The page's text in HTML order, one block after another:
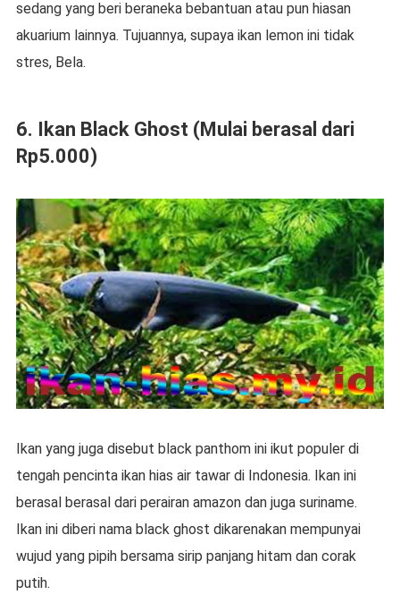
sedang yang beri beraneka bebantuan atau pun hiasan
akuarium lainnya. Tujuannya, supaya ikan lemon ini tidak
stres, Bela.
6. Ikan Black Ghost (Mulai berasal dari
Rp5.000)
Ikan yang juga disebut black panthom ini ikut populer di
tengah pencinta ikan hias air tawar di Indonesia. Ikan ini
berasal berasal dari perairan amazon dan juga suriname.
Ikan ini diberi nama black ghost dikarenakan mempunyai
wujud yang pipih bersama sirip panjang hitam dan corak
putih.